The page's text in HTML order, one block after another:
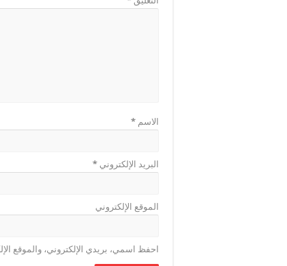
الاسم *
البريد الإلكتروني *
الموقع الإلكتروني
احفظ اسمي، بريدي الإلكتروني، والموقع